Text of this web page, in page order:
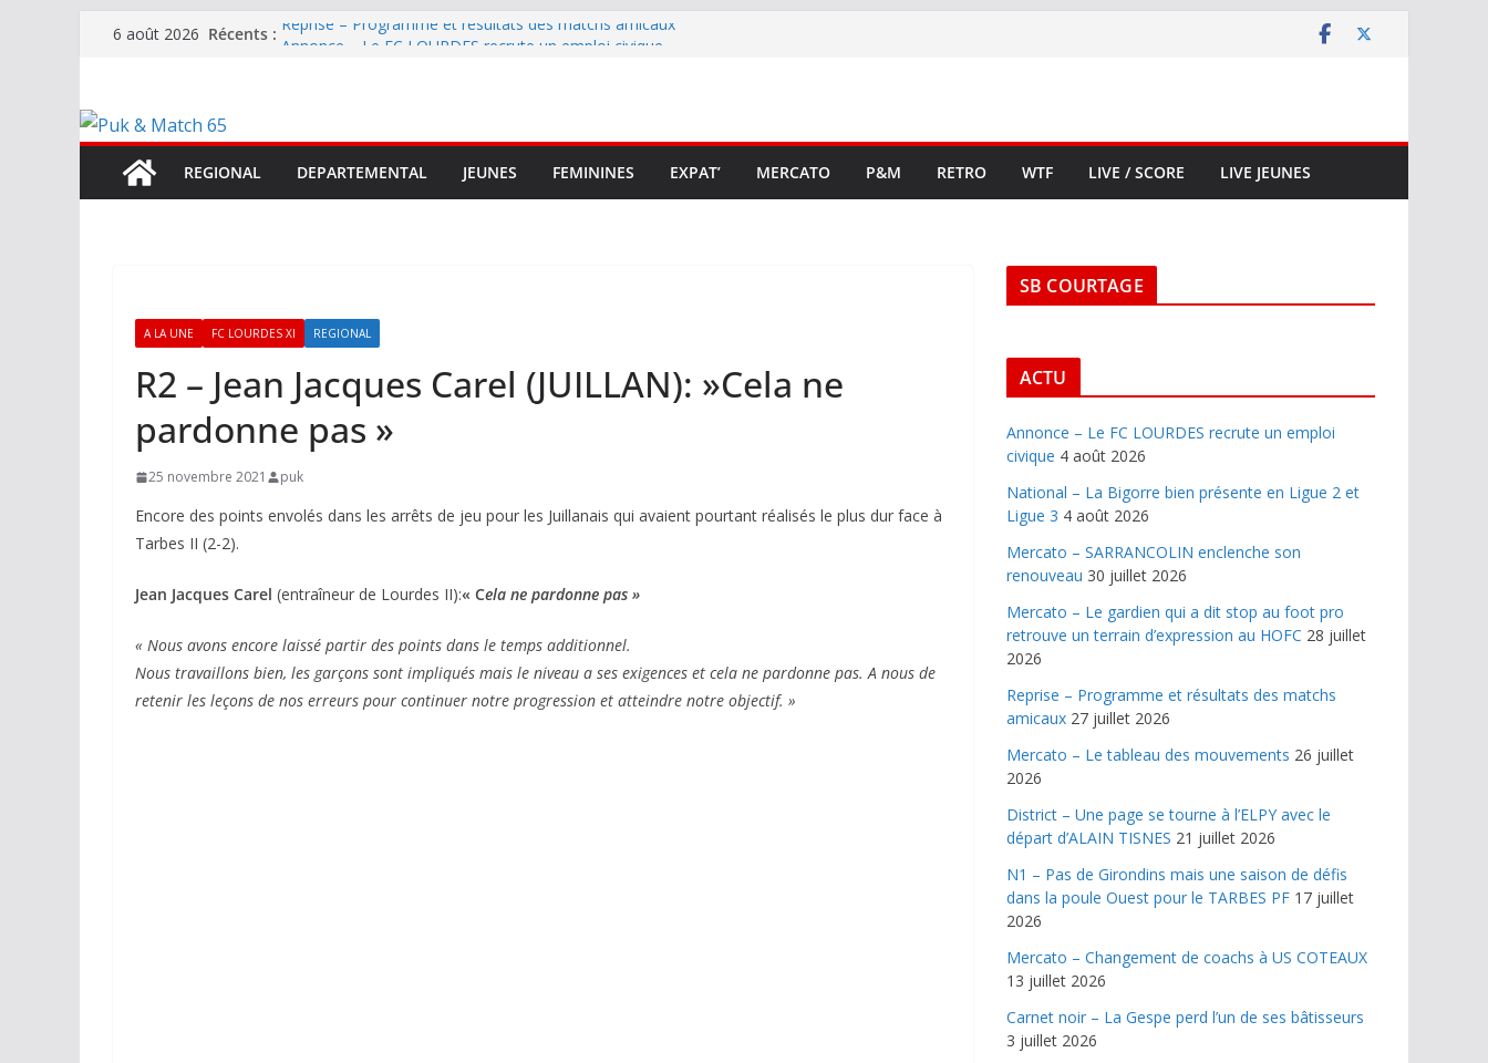
Passer6 août 2026 Récents : Reprise – Programme et résultats des matchs amicaux
terrain d’expression au HOFC
REGIONAL
DEPARTEMENTAL JEUNES FEMININES EXPAT’ MERCATO P&M RETRO WTF LIVE / SCORE LIVE JEUNES
A LA UNE FC LOURDES XI REGIONAL
R2 – Jean Jacques Carel (JUILLAN): »Cela ne
pardonne pas »
25 novembre 2021 puk
Encore des points envolés dans les arrêts de jeu pour les Juillanais qui avaient pourtant réalisés le plus dur face à
Tarbes II (2-2).
Jean Jacques Carel (entraîneur de Lourdes II):« Cela ne pardonne pas »
« Nous avons encore laissé partir des points dans le temps additionnel.
Nous travaillons bien, les garçons sont impliqués mais le niveau a ses exigences et cela ne pardonne pas. A nous de
retenir les leçons de nos erreurs pour continuer notre progression et atteindre notre objectif. »
SB COURTAGE
ACTU
Annonce – Le FC LOURDES recrute un emploi
civique 4 août 2026
National – La Bigorre bien présente en Ligue 2 et
Ligue 3 4 août 2026
Mercato – SARRANCOLIN enclenche son
renouveau 30 juillet 2026
Mercato – Le gardien qui a dit stop au foot pro
retrouve un terrain d’expression au HOFC 28 juillet
2026
Reprise – Programme et résultats des matchs
amicaux 27 juillet 2026
Mercato – Le tableau des mouvements 26 juillet
2026
District – Une page se tourne à l’ELPY avec le
départ d’ALAIN TISNES 21 juillet 2026
N1 – Pas de Girondins mais une saison de défis
dans la poule Ouest pour le TARBES PF 17 juillet
2026
Mercato – Changement de coachs à US COTEAUX
13 juillet 2026
Carnet noir – La Gespe perd l’un de ses bâtisseurs
3 juillet 2026